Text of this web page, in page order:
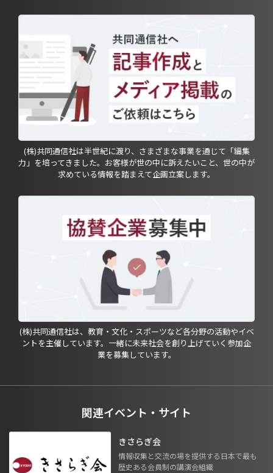
(株)共同通信社は半世紀に渡り、さまざまな事業を通じて「編集
力」を培ってきました。お客様が世の中に訴えたいこと、世の中が
求めている情報を踏まえて企画立案します。
(株)共同通信社は、教育・文化・スポーツなど各分野の活動やイベ
ントを主催しています。一緒に未来社会を創り上げていく参加企
業を募集しています。
関連イベント・サイト
きさらぎ会
情報収集と交流の場を提供する日本で最も
歴史ある会員制の講演会組織